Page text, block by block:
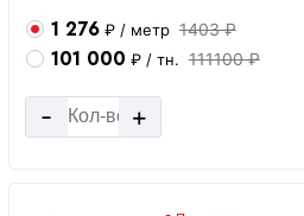
1 276 ₽ / метр 1403 ₽
101 000 ₽ / тн. 111100 ₽
- +